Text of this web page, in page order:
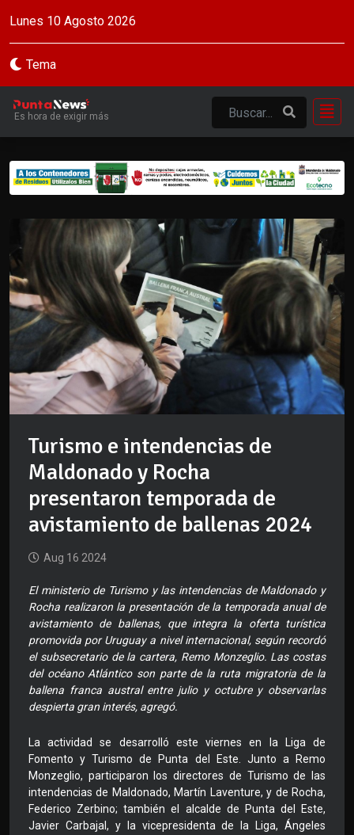
Lunes 10 Agosto 2026
Tema
Es hora de exigir más
Turismo e intendencias de
Maldonado y Rocha
presentaron temporada de
avistamiento de ballenas 2024
Aug 16 2024
El ministerio de Turismo y las intendencias de Maldonado y
Rocha realizaron la presentación de la temporada anual de
avistamiento de ballenas, que integra la oferta turística
promovida por Uruguay a nivel internacional, según recordó
el subsecretario de la cartera, Remo Monzeglio. Las costas
del océano Atlántico son parte de la ruta migratoria de la
ballena franca austral entre julio y octubre y observarlas
despierta gran interés, agregó.
La actividad se desarrolló este viernes en la Liga de
Fomento y Turismo de Punta del Este. Junto a Remo
Monzeglio, participaron los directores de Turismo de las
intendencias de Maldonado, Martín Laventure, y de Rocha,
Federico Zerbino; también el alcalde de Punta del Este,
Javier Carbajal, y la vicepresidenta de la Liga, Ángeles